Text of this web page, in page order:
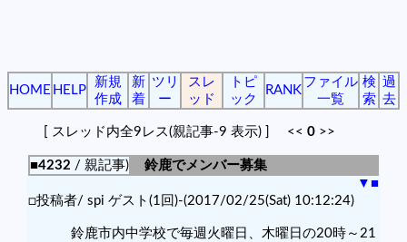
HOME HELP
新規
作成
新
着
ツリ
ー
スレ
ッド
トピ
ック
RANK
ファイル
一覧
検
索
過
去
[ スレッド内全9レス(親記事-9 表示) ] << 0 >>
■4232 / 親記事)
鈴鹿でメンバー募集
▼ ■
□投稿者/ spi ゲスト(1回)-(2017/02/25(Sat) 10:12:24)
鈴鹿市内中学校で毎週火曜日、木曜日の20時～21